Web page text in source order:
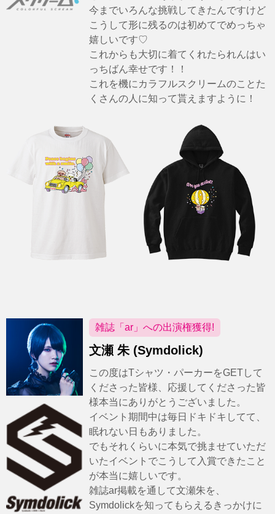
今までいろんな挑戦してきたんですけど
こうして形に残るのは初めてでめっちゃ
嬉しいです♡
これからも大切に着てくれたられんはい
っちばん幸せです！！
これを機にカラフルスクリームのことた
くさんの人に知って貰えますように！
雑誌「ar」への出演権獲得!
文瀬 朱 (Symdolick)
この度はTシャツ・パーカーをGETして
くださった皆様、応援してくださった皆
様本当にありがとうございました。
イベント期間中は毎日ドキドキしてて、
眠れない日もありました。
でもそれくらいに本気で挑ませていただ
いたイベントでこうして入賞できたこと
が本当に嬉しいです。
雑誌ar掲載を通して文瀬朱を、
Symdolickを知ってもらえるきっかけに